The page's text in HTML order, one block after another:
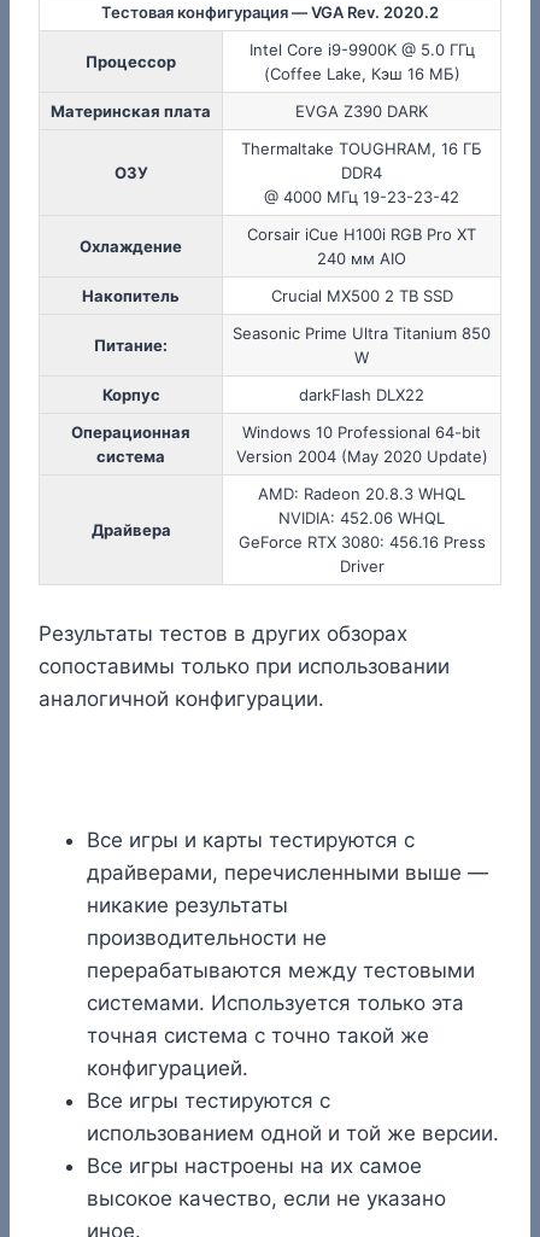
Тестовая конфигурация — VGA Rev. 2020.2
Процессор
Intel Core i9-9900K @ 5.0 ГГц
(Coffee Lake, Кэш 16 МБ)
Материнская плата
EVGA Z390 DARK
ОЗУ
Thermaltake TOUGHRAM, 16 ГБ
DDR4
@ 4000 МГц 19-23-23-42
Охлаждение
Corsair iCue H100i RGB Pro XT
240 мм AIO
Накопитель
Crucial MX500 2 TB SSD
Питание:
Seasonic Prime Ultra Titanium 850
W
Корпус
darkFlash DLX22
Операционная
система
Windows 10 Professional 64-bit
Version 2004 (May 2020 Update)
Драйвера
AMD: Radeon 20.8.3 WHQL
NVIDIA: 452.06 WHQL
GeForce RTX 3080: 456.16 Press
Driver
Результаты тестов в других обзорах
сопоставимы только при использовании
аналогичной конфигурации.
Все игры и карты тестируются с
драйверами, перечисленными выше —
никакие результаты
производительности не
перерабатываются между тестовыми
системами. Используется только эта
точная система с точно такой же
конфигурацией.
Все игры тестируются с
использованием одной и той же версии.
Все игры настроены на их самое
высокое качество, если не указано
иное.